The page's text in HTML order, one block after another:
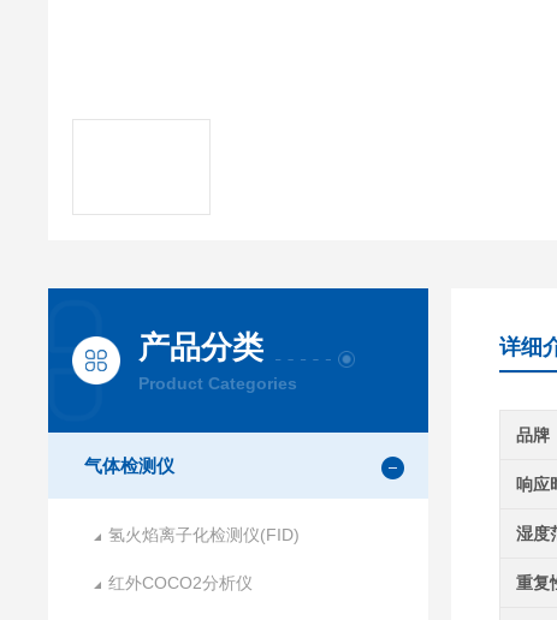
产品分类
Product Categories
气体检测仪
氢火焰离子化检测仪(FID)
红外COCO2分析仪
详细
品牌
响应
湿度
重复